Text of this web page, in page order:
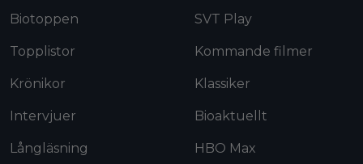
Biotoppen
Topplistor
Krönikor
Intervjuer
Långläsning
SVT Play
Kommande filmer
Klassiker
Bioaktuellt
HBO Max